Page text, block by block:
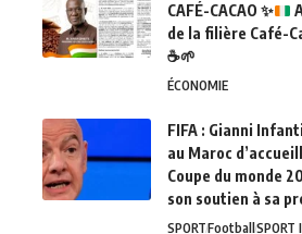
CAFÉ-CACAO ✨
de la filière Café-
☕🌱
ÉCONOMIE
FIFA : Gianni
au Maroc
Coupe du monde
son soutien à sa
SPORTFootballSPORT